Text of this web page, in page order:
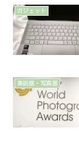
ガジェット
美術展・写真展